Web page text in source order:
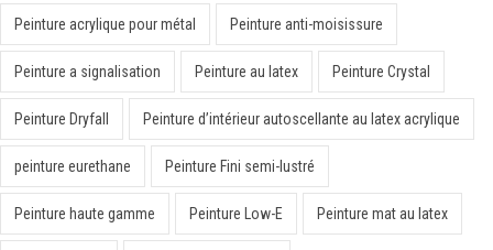
Peinture acrylique pour métal Peinture anti-moisissure
Peinture a signalisation Peinture au latex Peinture Crystal
Peinture Dryfall Peinture d’intérieur autoscellante au latex acrylique
peinture eurethane Peinture Fini semi-lustré
Peinture haute gamme Peinture Low-E Peinture mat au latex